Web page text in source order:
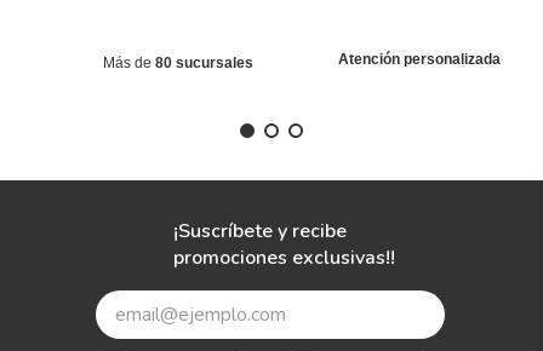
Más de 80 sucursales Atención personalizada
¡Suscríbete y recibe
promociones exclusivas!!